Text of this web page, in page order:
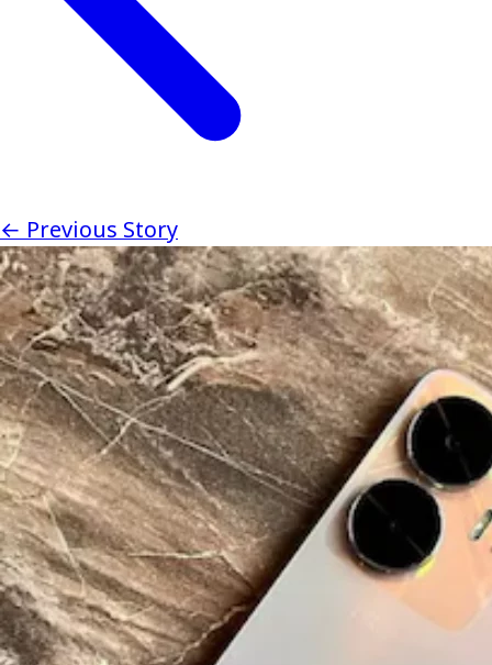
← Previous Story